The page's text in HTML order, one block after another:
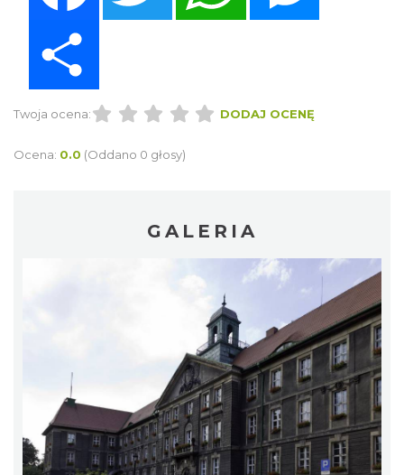
Twoja ocena: DODAJ OCENĘ
Ocena: 0.0 (Oddano 0 głosy)
GALERIA